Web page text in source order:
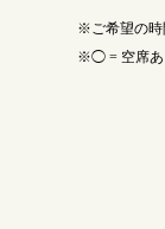
ご希望の
◯ = 空席あ